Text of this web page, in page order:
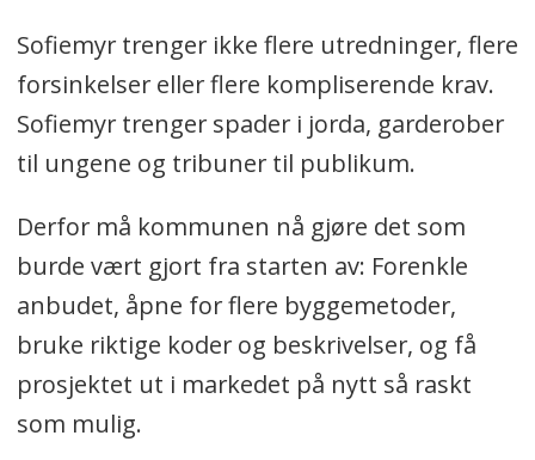
Sofiemyr trenger ikke flere utredninger, flere
forsinkelser eller flere kompliserende krav.
Sofiemyr trenger spader i jorda, garderober
til ungene og tribuner til publikum.
Derfor må kommunen nå gjøre det som
burde vært gjort fra starten av: Forenkle
anbudet, åpne for flere byggemetoder,
bruke riktige koder og beskrivelser, og få
prosjektet ut i markedet på nytt så raskt
som mulig.